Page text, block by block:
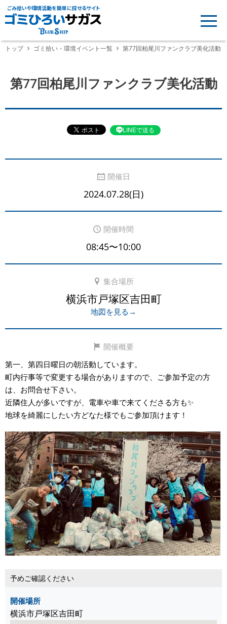
ごみ拾いや環境活動を簡単に探せるサイト
トップ ゴミ拾い・環境イベント一覧 第77回柏尾川ファンクラブ美化活動
第77回柏尾川ファンクラブ美化活動
LINEで送る
開催日
2024.07.28(日)
開催時間
08:45〜10:00
集合場所
横浜市戸塚区吉田町
地図を見る→
開催概要
第一、第四日曜日の朝活動しています。
町内行事等で変更する場合がありますので、ご参加予定の方
は、お問合せ下さい。
近隣住人が多いですが、電車や車で来てくださる方も✨
地球を綺麗にしたい方どなた様でもご参加頂けます！
予めご確認ください
開催場所
横浜市戸塚区吉田町